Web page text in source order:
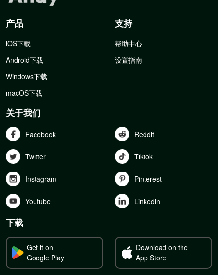
产品
iOS下载
Android下载
Windows下载
macOS下载
支持
帮助中心
设置指南
关于我们
Facebook Reddit
Twitter Tiktok
Instagram Pinterest
Youtube Linkedln
下载
Get it on
Google Play
Download on the
App Store